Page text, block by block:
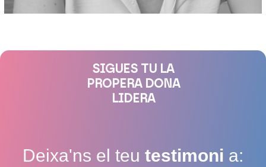
SIGUES TU LA
PROPERA DONA
LIDERA
Deixa'ns el teu testimoni a: